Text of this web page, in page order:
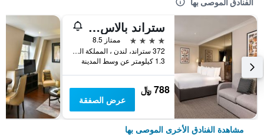
الفنادق الموصى بها
ستراند بالاس هوتل
4 نجوم
ممتاز 8.5
372 ستراند، لندن ، المملكة المتحدة, لندن, المملكة المتحدة
1.3 كيلومتر عن وسط المدينة
788 ﷼
عرض الصفقة
مشاهدة الفنادق الأخرى الموصى بها